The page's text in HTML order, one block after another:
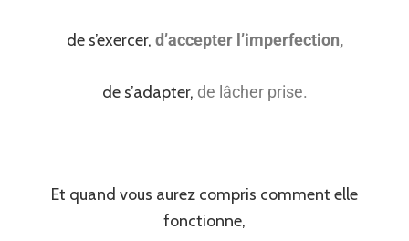
de s’exercer, d’accepter l’imperfection,
de s’adapter, de lâcher prise.
Et quand vous aurez compris comment elle
fonctionne,